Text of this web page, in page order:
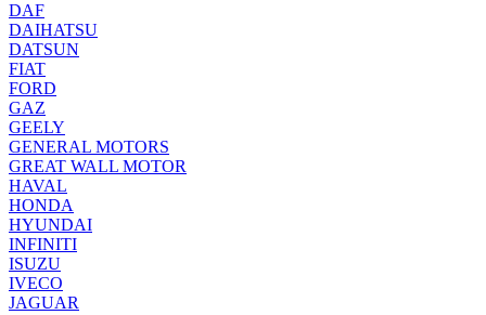
DAF
DAIHATSU
DATSUN
FIAT
FORD
GAZ
GEELY
GENERAL MOTORS
GREAT WALL MOTOR
HAVAL
HONDA
HYUNDAI
INFINITI
ISUZU
IVECO
JAGUAR